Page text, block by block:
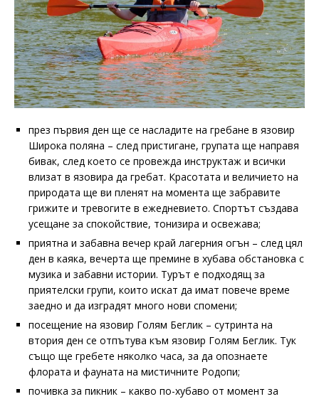
през първия ден ще се насладите на гребане в язовир
Широка поляна – след пристигане, групата ще направя
бивак, след което се провежда инструктаж и всички
влизат в язовира да гребат. Красотата и величието на
природата ще ви пленят на момента ще забравите
грижите и тревогите в ежедневието. Спортът създава
усещане за спокойствие, тонизира и освежава;
приятна и забавна вечер край лагерния огън – след цял
ден в каяка, вечерта ще премине в хубава обстановка с
музика и забавни истории. Турът е подходящ за
приятелски групи, които искат да имат повече време
заедно и да изградят много нови спомени;
посещение на язовир Голям Беглик – сутринта на
втория ден се отпътува към язовир Голям Беглик. Тук
също ще гребете няколко часа, за да опознаете
флората и фауната на мистичните Родопи;
почивка за пикник – какво по-хубаво от момент за